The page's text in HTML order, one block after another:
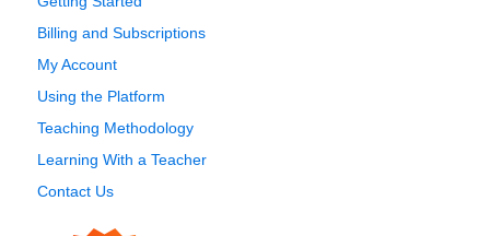
Billing and Subscriptions
My Account
Using the Platform
Teaching Methodology
Learning With a Teacher
Contact Us